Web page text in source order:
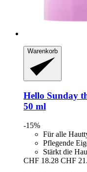
Warenkorb
Hello Sunday
50 ml
-15%
Für alle
Pflegende
Stärkt die
CHF 18.28 CHF